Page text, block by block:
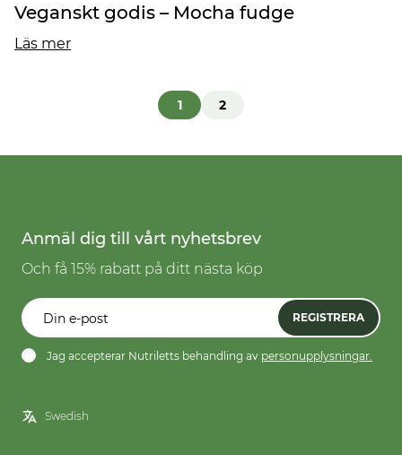
Veganskt godis – Mocha fudge
Läs mer
1 2
Anmäl dig till vårt nyhetsbrev
Och få 15% rabatt på ditt nästa köp
REGISTRERA
Jag accepterar Nutriletts behandling av personupplysningar.